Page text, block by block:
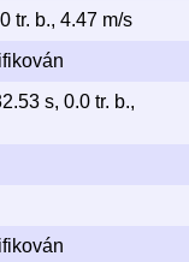
tr. b., 4.47 m/s
s, 0.0 tr. b.,